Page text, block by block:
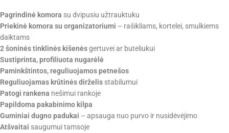
Pagrindinė komora su dvipusiu užtrauktuku
Priekinė komora su organizatoriumi – rašikliams, kortelei, smulkiems
daiktams
2 šoninės tinklinės kišenėsgertuvei ar buteliukui
Sustiprinta, profiliuota nugarėlė
Paminkštintos, reguliuojamos petnešos
Reguliuojamas krūtinės dirželis stabilumui
Patogi rankena nešimui rankoje
Papildoma pakabinimo kilpa
Guminiai dugno padukai – apsauga nuo purvo ir nusidėvėjimo
Atšvaitai saugumui tamsoje